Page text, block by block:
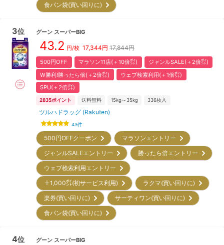
食パン袋(買い回りに)
3位 グーン スーパーBIG
43.2 円/枚 17,344円 17,844円
500円OFF マラソン11店(＋10倍㌽)
ジャンルSALE(＋2倍㌽)
W勝利!勝ったら倍(＋2倍㌽)
ウェブ検索利用(＋1倍㌽)
SPU(＋2倍㌽)
2835ポイント 送料無料 15kg～35kg 336枚入
ツルハドラッグ (Rakuten)
43件
500円OFFクーポン
マラソンエントリー
ジャンルSALEエントリー
勝ったら倍エントリー
ウェブ検索利用エントリー
＋1,000㌽(初サービス利用)
ラクマ(買い回りに)
楽券(買い回りに)
サーティワン(買い回りに)
食パン袋(買い回りに)
4位 グーン スーパーBIG